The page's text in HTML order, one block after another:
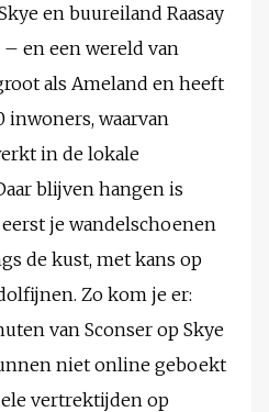
en buureiland Raasay
en een wereld van
als Ameland en heeft
inwoners, waarvan
in de lokale
blijven hangen is
je wandelschoenen
de kust, met kans op
Zo kom je er:
van Sconser op Skye
niet online geboekt
vertrektijden op